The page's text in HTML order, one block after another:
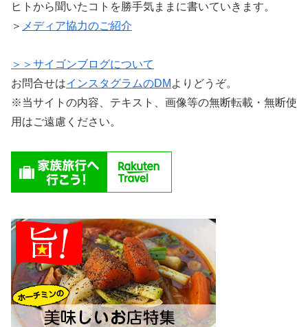
ヒトから聞いたコトを勝手気ままに書いていきます。
＞ メディア協力のご紹介
＞＞サイゴンブログについて
お問合せはインスタグラムのDM よりどうぞ。
※当サイトの内容、テキスト、画像等の無断転載・無断使
用はご遠慮ください。